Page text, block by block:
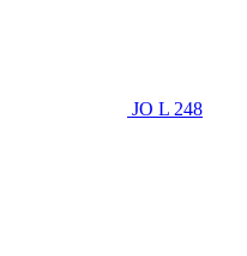
JO L 248